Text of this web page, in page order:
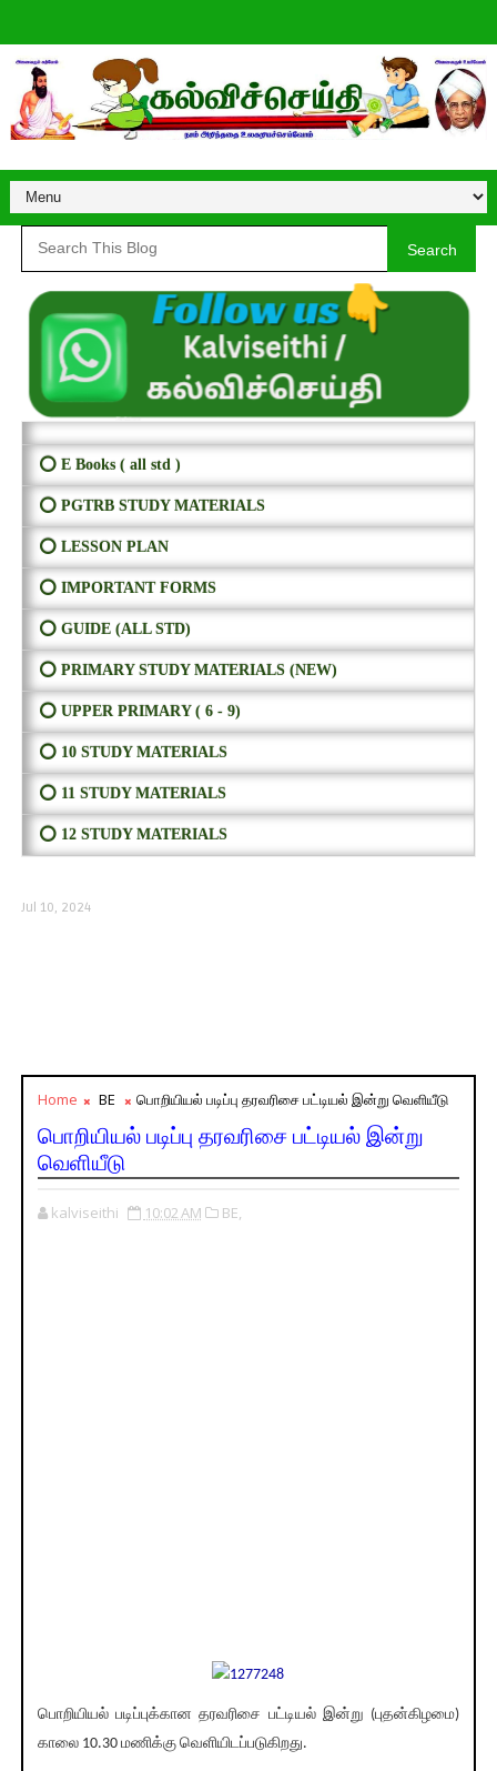
Search
⭕ E Books ( all std )
⭕ PGTRB STUDY MATERIALS
⭕ LESSON PLAN
⭕ IMPORTANT FORMS
⭕ GUIDE (ALL STD)
⭕ PRIMARY STUDY MATERIALS (NEW)
⭕ UPPER PRIMARY ( 6 - 9)
⭕ 10 STUDY MATERIALS
⭕ 11 STUDY MATERIALS
⭕ 12 STUDY MATERIALS
Jul 10, 2024
Home BE பொறியியல் படிப்பு தரவரிசை பட்டியல் இன்று வெளியீடு
பொறியியல் படிப்பு தரவரிசை பட்டியல் இன்று
வெளியீடு
kalviseithi 10:02 AM BE,
பொறியியல் படிப்புக்கான தரவரிசை பட்டியல் இன்று (புதன்கிழமை)
காலை 10.30 மணிக்கு வெளியிடப்படுகிறது.